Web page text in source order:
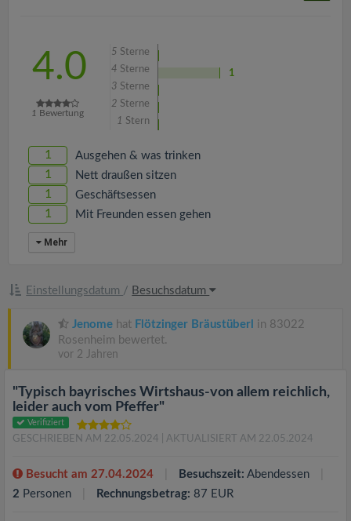
4.0
1 Bewertung
5 Sterne
4 Sterne
1
3 Sterne
2 Sterne
1 Stern
1 Ausgehen & was trinken
1 Nett draußen sitzen
1 Geschäftsessen
1 Mit Freunden essen gehen
Mehr
Einstellungsdatum / Besuchsdatum
Jenome hat Flötzinger Bräustüberl in 83022
Rosenheim bewertet.
vor 2 Jahren
"Typisch bayrisches Wirtshaus-von allem reichlich,
leider auch vom Pfeffer"
Verifiziert
GESCHRIEBEN AM 22.05.2024 | AKTUALISIERT AM 22.05.2024
Besucht am 27.04.2024 Besuchszeit: Abendessen
2 Personen Rechnungsbetrag: 87 EUR